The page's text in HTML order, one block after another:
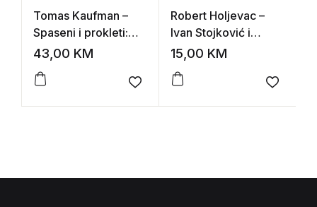
Tomas Kaufman –
Spaseni i prokleti:
istorija reformacije
43,00 KM
Add to wishlist
Robert Holjevac –
Ivan Stojković i
njegovo doba
15,00 KM
Add to